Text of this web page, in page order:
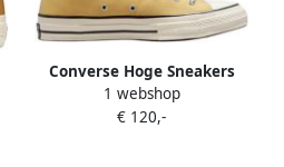
Converse Hoge Sneakers
Baskets Chuck 70 Plus hi
textile
1 webshop
€ 120,-